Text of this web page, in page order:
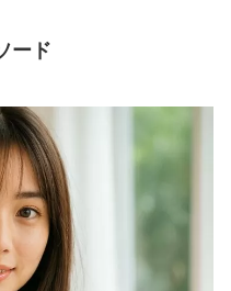
ード